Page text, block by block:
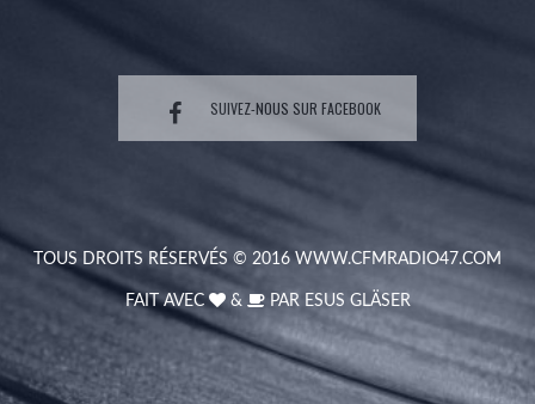
SUIVEZ-NOUS SUR FACEBOOK
TOUS DROITS RÉSERVÉS © 2016WWW.CFMRADIO47.COM
FAIT AVEC & PAR ESUS GLÄSER